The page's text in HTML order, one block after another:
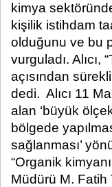
kimya
kişilik istihdam
olduğunu ve bu
vurguladı. Alıcı,
açısından
dedi. Alıcı 11
alan ‘büyük
bölgede
sağlanması’
“Organik
Müdürü M. Fatih